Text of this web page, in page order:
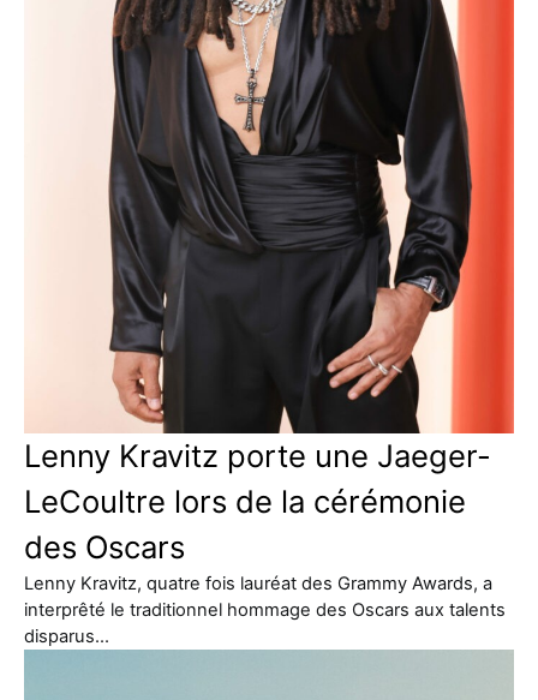
Lenny Kravitz porte une Jaeger-
LeCoultre lors de la cérémonie
des Oscars
Lenny Kravitz, quatre fois lauréat des Grammy Awards, a
interprêté le traditionnel hommage des Oscars aux talents
disparus…